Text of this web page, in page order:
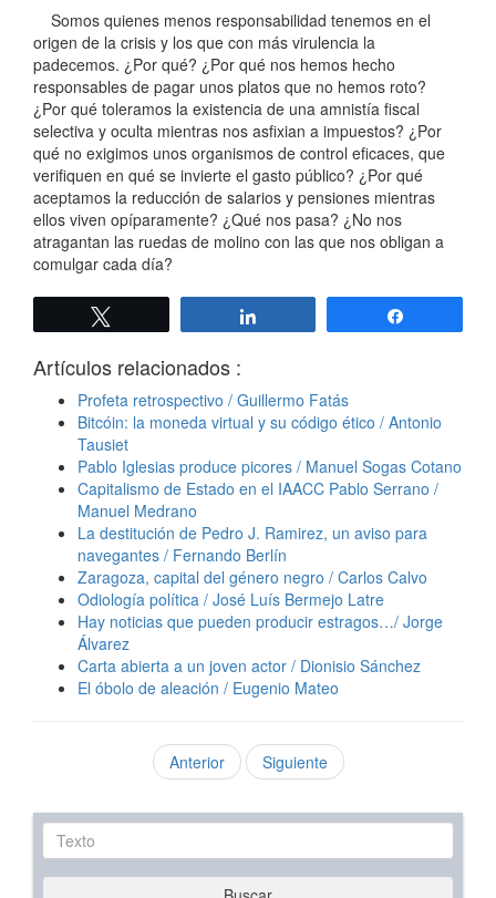
Somos quienes menos responsabilidad tenemos en el
origen de la crisis y los que con más virulencia la
padecemos. ¿Por qué? ¿Por qué nos hemos hecho
responsables de pagar unos platos que no hemos roto?
¿Por qué toleramos la existencia de una amnistía fiscal
selectiva y oculta mientras nos asfixian a impuestos? ¿Por
qué no exigimos unos organismos de control eficaces, que
verifiquen en qué se invierte el gasto público? ¿Por qué
aceptamos la reducción de salarios y pensiones mientras
ellos viven opíparamente? ¿Qué nos pasa? ¿No nos
atragantan las ruedas de molino con las que nos obligan a
comulgar cada día?
Artículos relacionados :
Profeta retrospectivo / Guillermo Fatás
Bitcóin: la moneda virtual y su código ético / Antonio
Tausiet
Pablo Iglesias produce picores / Manuel Sogas Cotano
Capitalismo de Estado en el IAACC Pablo Serrano /
Manuel Medrano
La destitución de Pedro J. Ramirez, un aviso para
navegantes / Fernando Berlín
Zaragoza, capital del género negro / Carlos Calvo
Odiología política / José Luís Bermejo Latre
Hay noticias que pueden producir estragos…/ Jorge
Álvarez
Carta abierta a un joven actor / Dionisio Sánchez
El óbolo de aleación / Eugenio Mateo
Anterior Siguiente
Texto